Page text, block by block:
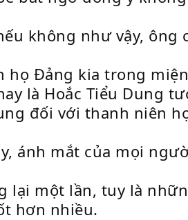
không như vậy,
họ Đảng kia trong
là Hoắc Tiểu Dung
đối với thanh niên
ánh mắt của mọi
lại một lần, tuy là
hơn nhiều.